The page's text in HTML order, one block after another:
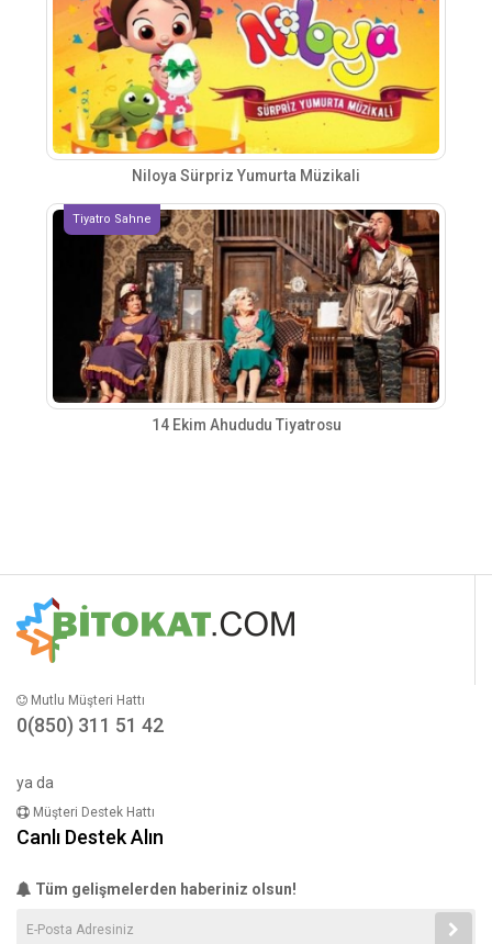
Niloya Sürpriz Yumurta Müzikali
Tiyatro Sahne
14 Ekim Ahududu Tiyatrosu
Mutlu Müşteri Hattı
0(850) 311 51 42
ya da
Müşteri Destek Hattı
Canlı Destek Alın
Tüm gelişmelerden haberiniz olsun!